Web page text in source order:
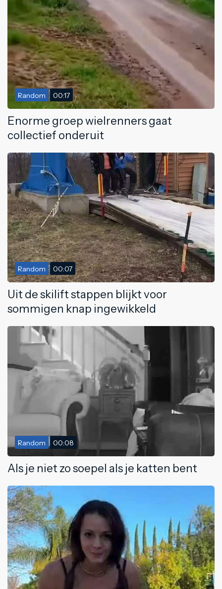
Random 00:17
Enorme groep wielrenners gaat
collectief onderuit
Random 00:07
Uit de skilift stappen blijkt voor
sommigen knap ingewikkeld
Random 00:08
Als je niet zo soepel als je katten bent